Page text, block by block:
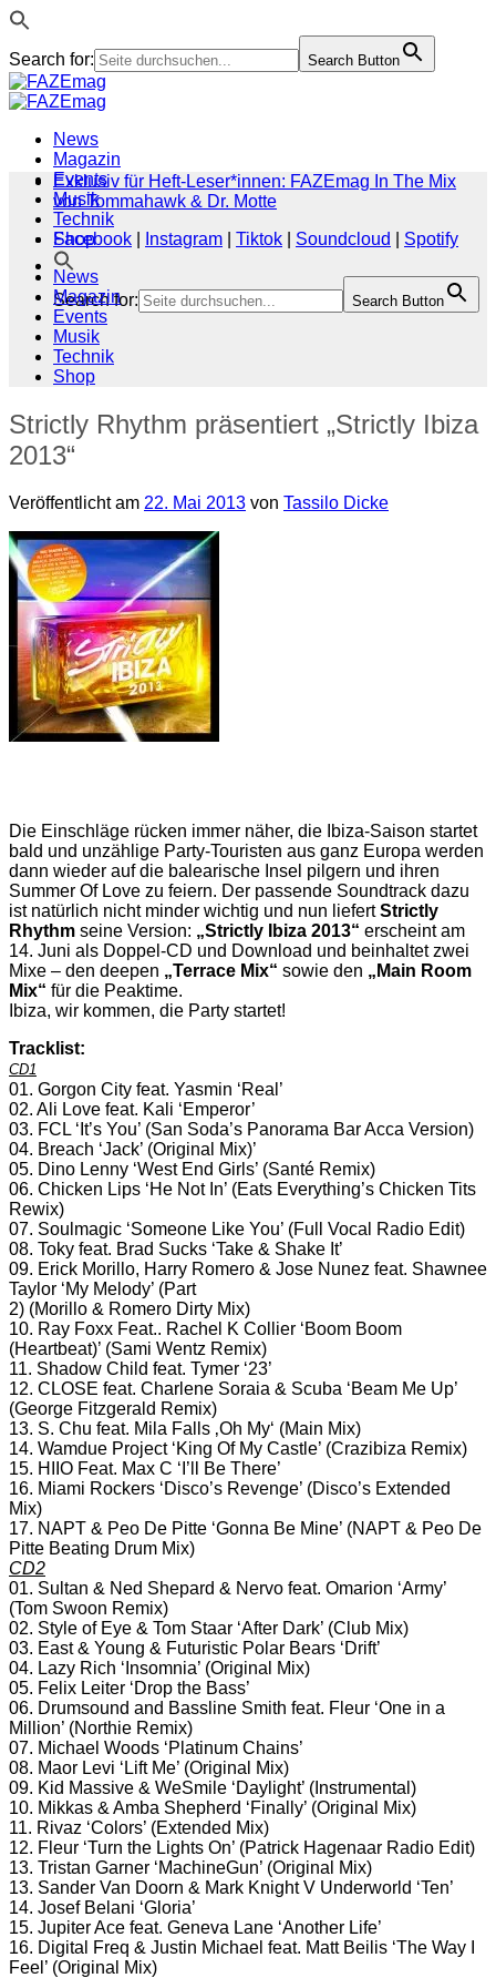
Search for: Search Button
Zum
Inhalt
News
Magazin
Events
Musik
Technik
Shop
Search for: Search Button
Exklusiv für Heft-Leser*innen: FAZEmag In The Mix
von Tommahawk & Dr. Motte
Facebook
Instagram Tiktok Soundcloud
Spotify
News
Magazin
Events
Musik
Technik
Shop
Strictly Rhythm präsentiert „Strictly Ibiza
2013“
Veröffentlicht am 22. Mai 2013 von Tassilo Dicke
Die Einschläge rücken immer näher, die Ibiza-Saison startet
bald und unzählige Party-Touristen aus ganz Europa werden
dann wieder auf die balearische Insel pilgern und ihren
Summer Of Love zu feiern. Der passende Soundtrack dazu
ist natürlich nicht minder wichtig und nun liefertStrictly
Rhythm seine Version: „Strictly Ibiza 2013“ erscheint am
14. Juni als Doppel-CD und Download und beinhaltet zwei
Mixe – den deepen „Terrace Mix“ sowie den „Main Room
Mix“ für die Peaktime.
Ibiza, wir kommen, die Party startet!
Tracklist:
CD1
01. Gorgon City feat. Yasmin ‘Real’
02. Ali Love feat. Kali ‘Emperor’
03. FCL ‘It’s You’ (San Soda’s Panorama Bar Acca Version)
04. Breach ‘Jack’ (Original Mix)’
05. Dino Lenny ‘West End Girls’ (Santé Remix)
06. Chicken Lips ‘He Not In’ (Eats Everything’s Chicken Tits
Rewix)
07. Soulmagic ‘Someone Like You’ (Full Vocal Radio Edit)
08. Toky feat. Brad Sucks ‘Take & Shake It’
09. Erick Morillo, Harry Romero & Jose Nunez feat. Shawnee
Taylor ‘My Melody’ (Part
2) (Morillo & Romero Dirty Mix)
10. Ray Foxx Feat.. Rachel K Collier ‘Boom Boom
(Heartbeat)’ (Sami Wentz Remix)
11. Shadow Child feat. Tymer ‘23’
12. CLOSE feat. Charlene Soraia & Scuba ‘Beam Me Up’
(George Fitzgerald Remix)
13. S. Chu feat. Mila Falls ‚Oh My‘ (Main Mix)
14. Wamdue Project ‘King Of My Castle’ (Crazibiza Remix)
15. HIIO Feat. Max C ‘I’ll Be There’
16. Miami Rockers ‘Disco’s Revenge’ (Disco’s Extended
Mix)
17. NAPT & Peo De Pitte ‘Gonna Be Mine’ (NAPT & Peo De
Pitte Beating Drum Mix)
CD2
01. Sultan & Ned Shepard & Nervo feat. Omarion ‘Army’
(Tom Swoon Remix)
02. Style of Eye & Tom Staar ‘After Dark’ (Club Mix)
03. East & Young & Futuristic Polar Bears ‘Drift’
04. Lazy Rich ‘Insomnia’ (Original Mix)
05. Felix Leiter ‘Drop the Bass’
06. Drumsound and Bassline Smith feat. Fleur ‘One in a
Million’ (Northie Remix)
07. Michael Woods ‘Platinum Chains’
08. Maor Levi ‘Lift Me’ (Original Mix)
09. Kid Massive & WeSmile ‘Daylight’ (Instrumental)
10. Mikkas & Amba Shepherd ‘Finally’ (Original Mix)
11. Rivaz ‘Colors’ (Extended Mix)
12. Fleur ‘Turn the Lights On’ (Patrick Hagenaar Radio Edit)
13. Tristan Garner ‘MachineGun’ (Original Mix)
13. Sander Van Doorn & Mark Knight V Underworld ‘Ten’
14. Josef Belani ‘Gloria’
15. Jupiter Ace feat. Geneva Lane ‘Another Life’
16. Digital Freq & Justin Michael feat. Matt Beilis ‘The Way I
Feel’ (Original Mix)